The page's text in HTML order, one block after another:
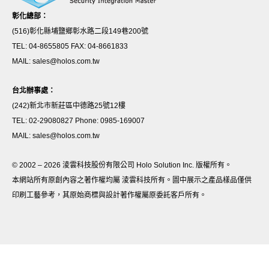
彰化總部：
(516)彰化縣埔鹽鄉彰水路二段149巷200號
TEL: 04-8655805 FAX: 04-8661833
MAIL: sales@holos.com.tw
台北辦事處：
(242)新北市新莊區中德路25號12樓
TEL: 02-29080827 Phone: 0985-169007
MAIL: sales@holos.com.tw
© 2002 – 2026 淩雲科技股份有限公司 Holo Solution Inc. 版權所有。
本網站所有原創內容之著作權均屬 淩雲科技所有。圖中展示之產品樣品僅供
印刷工藝參考，其原始商標與設計著作權屬原委託客戶所有。